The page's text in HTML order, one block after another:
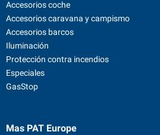
Accesorios coche
Accesorios caravana y campismo
Accesorios barcos
Iluminación
Protección contra incendios
Especiales
GasStop
Mas PAT Europe